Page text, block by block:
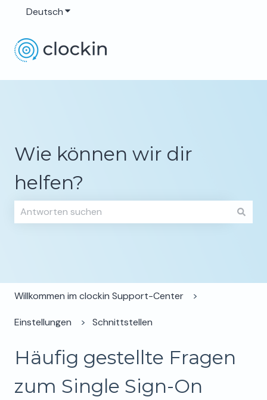
DeutschUntermenü für Übersetzungen anzeigen
Wie können wir dir
helfen?
Willkommen im clockin Support-Center
Einstellungen Schnittstellen
Häufig gestellte Fragen
zum Single Sign-On